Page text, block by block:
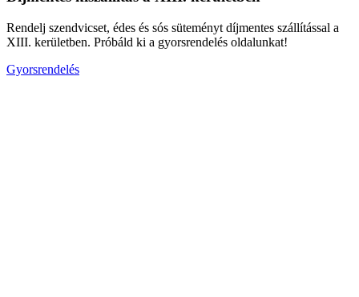
Rendelj szendvicset, édes és sós süteményt díjmentes szállítással a
XIII. kerületben. Próbáld ki a gyorsrendelés oldalunkat!
Gyorsrendelés